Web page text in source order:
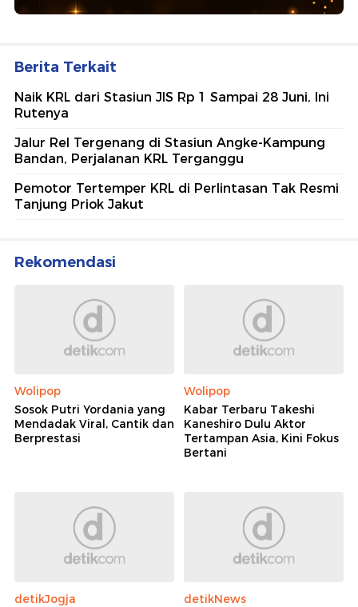
Berita Terkait
Naik KRL dari Stasiun JIS Rp 1 Sampai 28 Juni, Ini
Rutenya
Jalur Rel Tergenang di Stasiun Angke-Kampung
Bandan, Perjalanan KRL Terganggu
Pemotor Tertemper KRL di Perlintasan Tak Resmi
Tanjung Priok Jakut
Rekomendasi
Wolipop
Sosok Putri Yordania yang
Mendadak Viral, Cantik dan
Berprestasi
Wolipop
Kabar Terbaru Takeshi
Kaneshiro Dulu Aktor
Tertampan Asia, Kini Fokus
Bertani
detikJogja
detikNews